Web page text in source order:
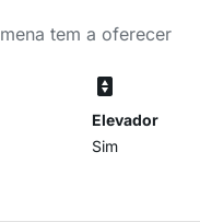
tem a oferecer
Elevador
Sim